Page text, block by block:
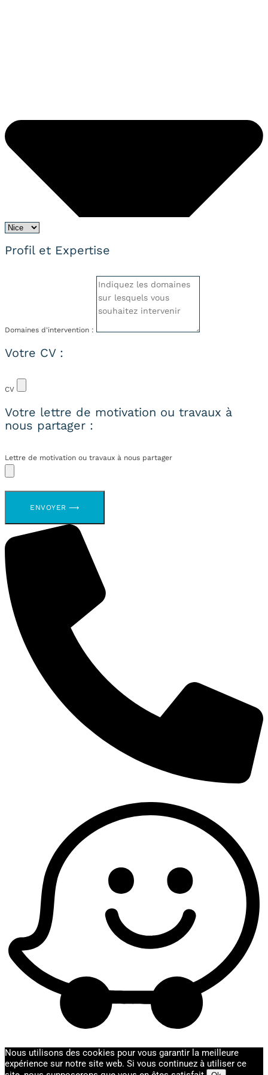
Profil et Expertise
Domaines d'intervention :
Votre CV :
CV
Votre lettre de motivation ou travaux à
nous partager :
Lettre de motivation ou travaux à nous partager
ENVOYER ⟶
Nous utilisons des cookies pour vous garantir la meilleure
expérience sur notre site web. Si vous continuez à utiliser ce